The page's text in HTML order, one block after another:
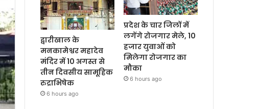
द्वारीखाल के
मनकामेश्वर महादेव
मंदिर में 10 अगस्त से
तीन दिवसीय सामूहिक
रुद्राभिषेक
6 hours ago
प्रदेश के चार जिलों में
लगेंगे रोजगार मेले, 10
हजार युवाओं को
मिलेगा रोजगार का
मौका
6 hours ago